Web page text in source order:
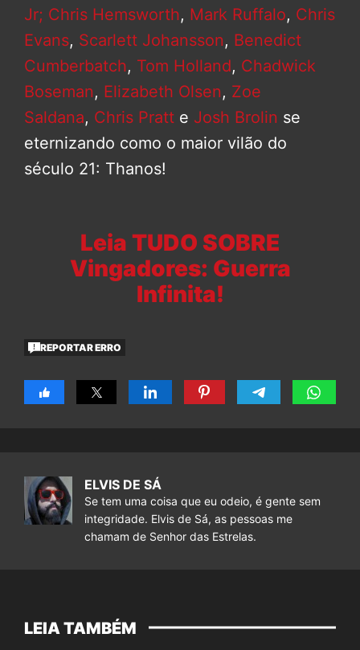
Jr; Chris Hemsworth, Mark Ruffalo, Chris
Evans, Scarlett Johansson, Benedict
Cumberbatch, Tom Holland, Chadwick
Boseman, Elizabeth Olsen, Zoe
Saldana, Chris Pratt e Josh Brolin se
eternizando como o maior vilão do
século 21: Thanos!
Leia TUDO SOBRE
Vingadores: Guerra
Infinita!
REPORTAR ERRO
ELVIS DE SÁ
Se tem uma coisa que eu odeio, é gente sem
integridade. Elvis de Sá, as pessoas me
chamam de Senhor das Estrelas.
LEIA TAMBÉM